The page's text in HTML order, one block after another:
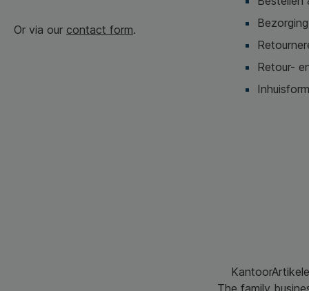
Or via our contact form.
Retour-
The family